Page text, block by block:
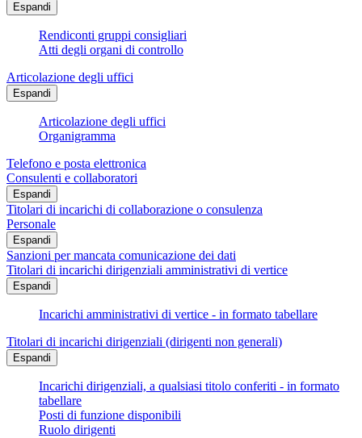
Espandi
Rendiconti gruppi consigliari
Atti degli organi di controllo
Articolazione degli uffici
Espandi
Articolazione degli uffici
Organigramma
Telefono e posta elettronica
Consulenti e collaboratori
Espandi
Titolari di incarichi di collaborazione o consulenza
Personale
Espandi
Sanzioni per mancata comunicazione dei dati
Titolari di incarichi dirigenziali amministrativi di vertice
Espandi
Incarichi amministrativi di vertice - in formato tabellare
Titolari di incarichi dirigenziali (dirigenti non generali)
Espandi
Incarichi dirigenziali, a qualsiasi titolo conferiti - in formato
tabellare
Posti di funzione disponibili
Ruolo dirigenti